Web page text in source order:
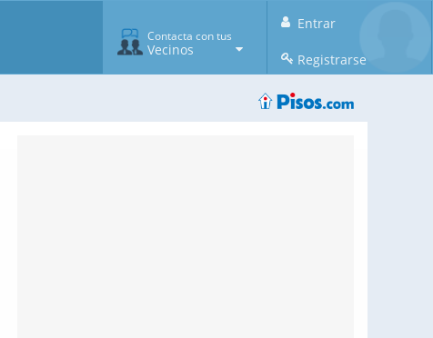
Entrar
Registrarse
Contacta con tus
Vecinos